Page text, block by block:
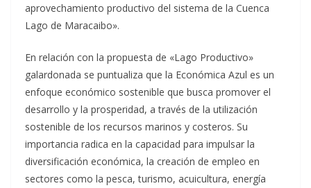
aprovechamiento productivo del sistema de la Cuenca
Lago de Maracaibo».
En relación con la propuesta de «Lago Productivo»
galardonada se puntualiza que la Económica Azul es un
enfoque económico sostenible que busca promover el
desarrollo y la prosperidad, a través de la utilización
sostenible de los recursos marinos y costeros. Su
importancia radica en la capacidad para impulsar la
diversificación económica, la creación de empleo en
sectores como la pesca, turismo, acuicultura, energía